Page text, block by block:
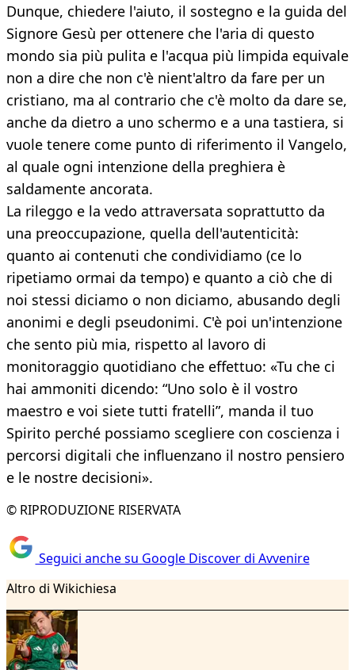
Dunque, chiedere l'aiuto, il sostegno e la guida del
Signore Gesù per ottenere che l'aria di questo
mondo sia più pulita e l'acqua più limpida equivale
non a dire che non c'è nient'altro da fare per un
cristiano, ma al contrario che c'è molto da dare se,
anche da dietro a uno schermo e a una tastiera, si
vuole tenere come punto di riferimento il Vangelo,
al quale ogni intenzione della preghiera è
saldamente ancorata.
La rileggo e la vedo attraversata soprattutto da
una preoccupazione, quella dell'autenticità:
quanto ai contenuti che condividiamo (ce lo
ripetiamo ormai da tempo) e quanto a ciò che di
noi stessi diciamo o non diciamo, abusando degli
anonimi e degli pseudonimi. C'è poi un'intenzione
che sento più mia, rispetto al lavoro di
monitoraggio quotidiano che effettuo: «Tu che ci
hai ammoniti dicendo: “Uno solo è il vostro
maestro e voi siete tutti fratelli”, manda il tuo
Spirito perché possiamo scegliere con coscienza i
percorsi digitali che influenzano il nostro pensiero
e le nostre decisioni».
© RIPRODUZIONE RISERVATA
Seguici anche su Google Discover di Avvenire
Altro di Wikichiesa